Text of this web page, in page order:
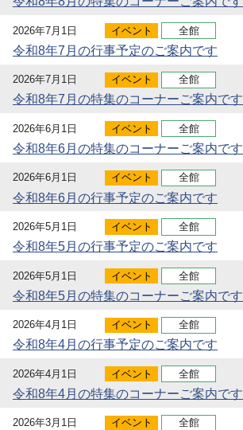
2026年7月1日 イベント 全館
令和8年7月の行事予定のご案内です
2026年7月1日 イベント 全館
令和8年7月の特集のコーナーご案内です
2026年6月1日 イベント 全館
令和8年6月の特集のコーナーご案内です
2026年6月1日 イベント 全館
令和8年6月の行事予定のご案内です
2026年5月1日 イベント 全館
令和8年5月の行事予定のご案内です
2026年5月1日 イベント 全館
令和8年5月の特集のコーナーご案内です
2026年4月1日 イベント 全館
令和8年4月の行事予定のご案内です
2026年4月1日 イベント 全館
令和8年4月の特集のコーナーご案内です
2026年3月1日 イベント 全館